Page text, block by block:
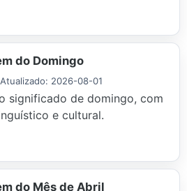
do Domingo
2026-08-01
significado de domingo, com
e cultural.
do Mês de Abril